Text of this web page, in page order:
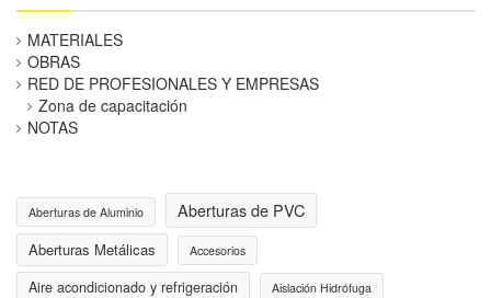
MATERIALES
OBRAS
RED DE PROFESIONALES Y EMPRESAS
Zona de capacitación
NOTAS
Aberturas de Aluminio Aberturas de PVC
Aberturas Metálicas Accesorios
Aire acondicionado y refrigeración Aislación Hidrófuga